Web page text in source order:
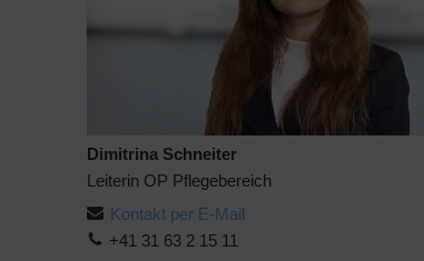
Dimitrina Schneiter
Leiterin OP Pflegebereich
Kontakt per E-Mail
+41 31 63 2 15 11